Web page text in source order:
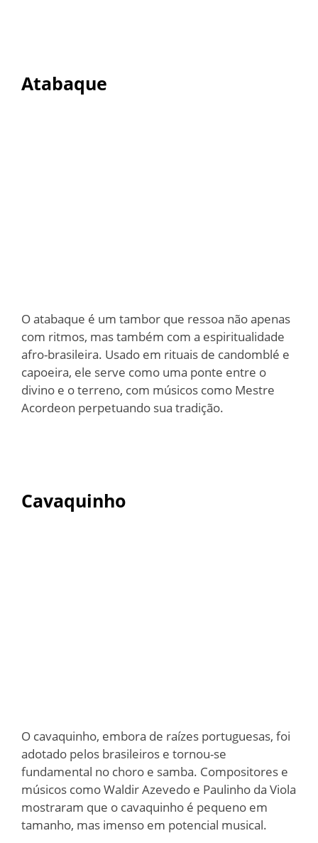
Atabaque
O atabaque é um tambor que ressoa não apenas
com ritmos, mas também com a espiritualidade
afro-brasileira. Usado em rituais de candomblé e
capoeira, ele serve como uma ponte entre o
divino e o terreno, com músicos como Mestre
Acordeon perpetuando sua tradição.
Cavaquinho
O cavaquinho, embora de raízes portuguesas, foi
adotado pelos brasileiros e tornou-se
fundamental no choro e samba. Compositores e
músicos como Waldir Azevedo e Paulinho da Viola
mostraram que o cavaquinho é pequeno em
tamanho, mas imenso em potencial musical.